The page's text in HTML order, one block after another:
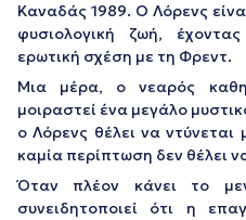
Καναδάς 1989. Ο Λόρενς
φυσιολογική ζωή,
ερωτική σχέση με τη Φρεντ.
Μια μέρα, ο νεαρός
μοιραστεί ένα μεγάλο
ο Λόρενς θέλει να
καμία περίπτωση δεν θέλει
Όταν πλέον κάνει το
συνειδητοποιεί ότι η